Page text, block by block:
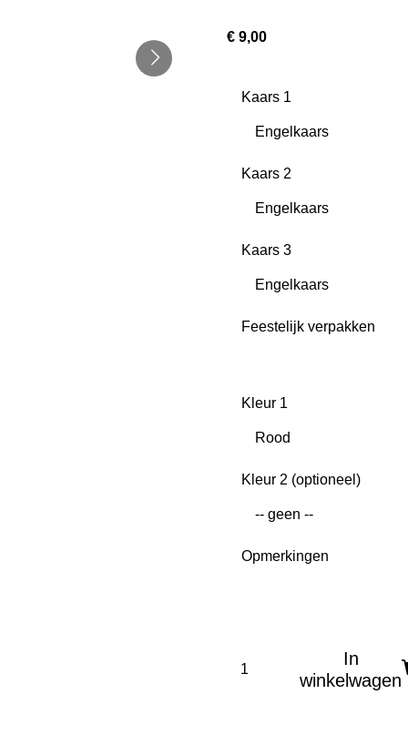
€ 9,00
Kaars 1
Kaars 2
Kaars 3
Feestelijk verpakken
Kleur 1
Kleur 2 (optioneel)
Opmerkingen
In
winkelwagen